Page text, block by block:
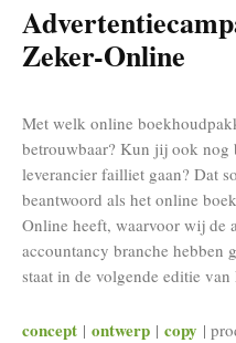
Zeker-Online
Met welk online
betrouwbaar? Kun jij ook nog
leverancier failliet gaan? Dat
beantwoord als het online
Online heeft, waarvoor wij de
accountancy branche hebben
staat in de volgende editie
concept | ontwerp | copy |